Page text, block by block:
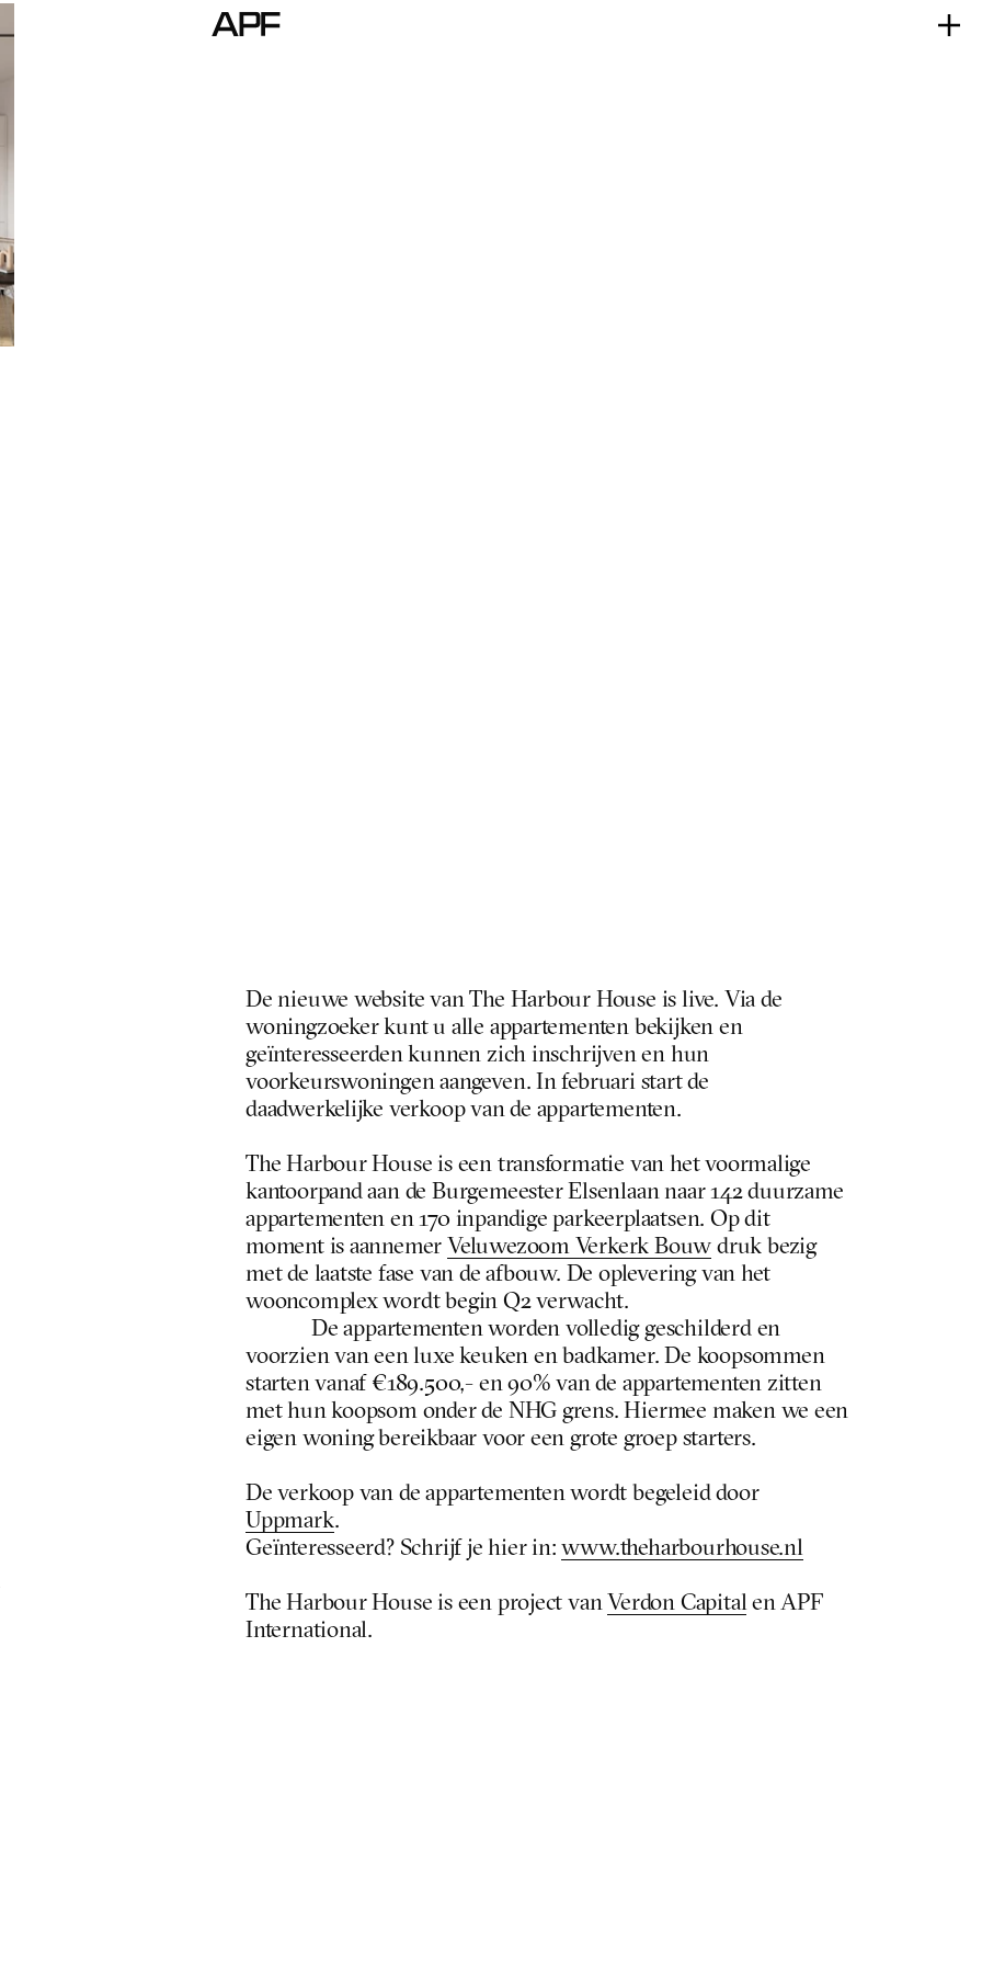
De nieuwe website van The Harbour House is live. Via de
woningzoeker kunt u alle appartementen bekijken en
geïnteresseerden kunnen zich inschrijven en hun
voorkeurswoningen aangeven. In februari start de
daadwerkelijke verkoop van de appartementen.
The Harbour House is een transformatie van het voormalige
kantoorpand aan de Burgemeester Elsenlaan naar 142 duurzame
appartementen en 170 inpandige parkeerplaatsen. Op dit
moment is aannemer Veluwezoom Verkerk Bouw druk bezig
met de laatste fase van de afbouw. De oplevering van het
wooncomplex wordt begin Q2 verwacht.
De appartementen worden volledig geschilderd en
voorzien van een luxe keuken en badkamer. De koopsommen
starten vanaf €189.500,- en 90% van de appartementen zitten
met hun koopsom onder de NHG grens. Hiermee maken we een
eigen woning bereikbaar voor een grote groep starters.
De verkoop van de appartementen wordt begeleid door
Uppmark.
Geïnteresseerd? Schrijf je hier in: www.theharbourhouse.nl
The Harbour House is een project van Verdon Capital en APF
International.